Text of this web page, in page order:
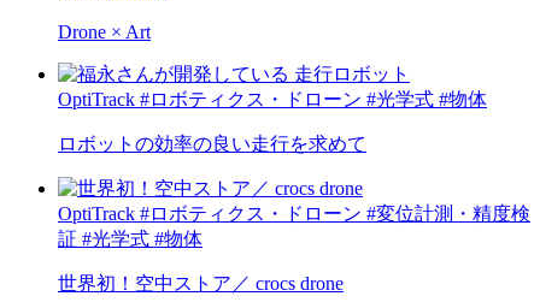
Drone × Art
OptiTrack #ロボティクス・ドローン #光学式 #物体
ロボットの効率の良い走行を求めて
OptiTrack #ロボティクス・ドローン #変位計測・精度検
証 #光学式 #物体
世界初！空中ストア／ crocs drone